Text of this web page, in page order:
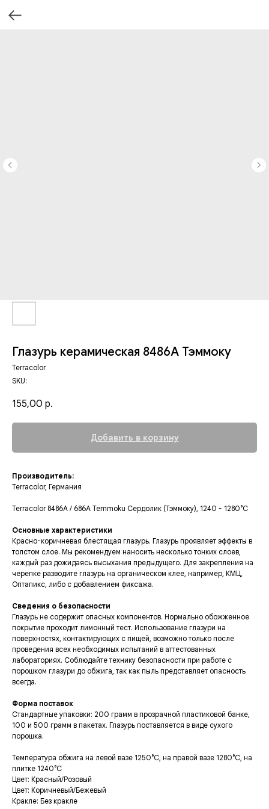
Глазурь керамическая 8486А Тэммоку
Terracolor
SKU:
155,00 р.
Добавить в корзину
Производитель:
Terracolor, Германия
Terracolor 8486A / 686А Temmoku Сердолик (Тэммоку), 1240 - 1280°С
Основные характеристики
Красно-коричневая блестящая глазурь. Глазурь проявляет эффекты в
толстом слое. Мы рекомендуем наносить несколько тонких слоев,
каждый раз дожидаясь высыхания предыдущего. Для закрепления на
черепке разводите глазурь на органическом клее, например, КМЦ,
Оптапикс, либо с добавлением фиксажа.
Сведения о безопасности
Глазурь не содержит опасных компонентов. Нормально обожженное
покрытие проходит лимонный тест. Использование глазури на
поверхностях, контактирующих с пищей, возможно только после
проведения всех необходимых испытаний в аттестованных
лабораториях. Соблюдайте технику безопасности при работе с
порошком глазури до обжига, так как пыль представляет опасность
всегда.
Форма поставок
Стандартные упаковки: 200 грамм в прозрачной пластиковой банке,
100 и 500 грамм в пакетах. Глазурь поставляется в виде сухого
порошка.
Температура обжига на левой вазе 1250°С, на правой вазе 1280°С, на
плитке 1240°С
Цвет: Красный/Розовый
Цвет: Коричневый/Бежевый
Кракле: Без кракле